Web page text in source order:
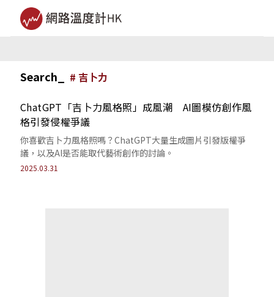
Search_ # 吉卜力
ChatGPT「吉卜力風格照」成風潮 AI圖模仿創作風
格引發侵權爭議
你喜歡吉卜力風格照嗎？ChatGPT大量生成圖片引發版權爭
議，以及AI是否能取代藝術創作的討論。
2025.03.31